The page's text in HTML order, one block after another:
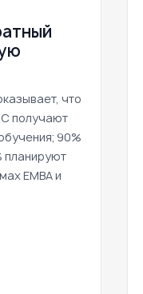
что
получают
90%
планируют
EMBA и